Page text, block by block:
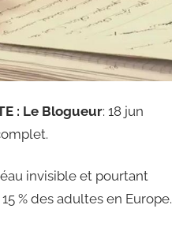
: Le Blogueur: 18 jun
invisible et pourtant
% des adultes en Europe.